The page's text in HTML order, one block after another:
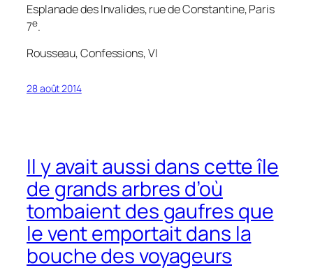
Esplanade des Invalides, rue de Constantine, Paris
7e.
Rousseau,Confessions, VI
28 août 2014
Il y avait aussi dans cette île
de grands arbres d’où
tombaient des gaufres que
le vent emportait dans la
bouche des voyageurs